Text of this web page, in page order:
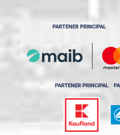
PARTENER PRINCIPAL
PARTENER PRINCIPAL